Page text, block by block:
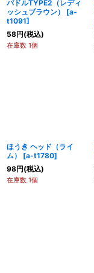
パドルTYPE2（レディ
ッシュブラウン）
[a-
t1091]
58円(税込)
在庫数 1個
ほうき ヘッド（ライ
ム）
[a-t1780]
98円(税込)
在庫数 1個